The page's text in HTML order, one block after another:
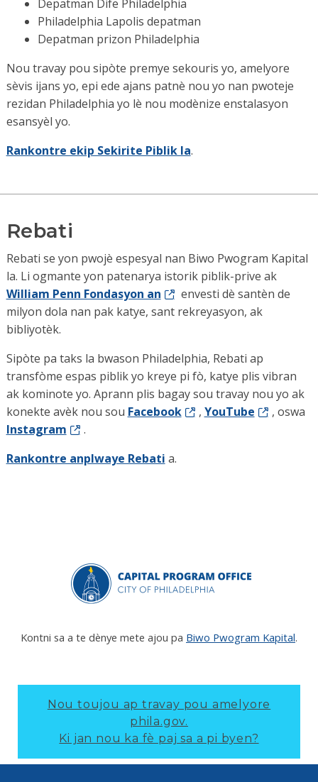
Depatman Dife Philadelphia
Philadelphia Lapolis depatman
Depatman prizon Philadelphia
Nou travay pou sipòte premye sekouris yo, amelyore
sèvis ijans yo, epi ede ajans patnè nou yo nan pwoteje
rezidan Philadelphia yo lè nou modènize enstalasyon
esansyèl yo.
Rankontre ekip Sekirite Piblik la.
Rebati
Rebati se yon pwojè espesyal nan Biwo Pwogram Kapital
la. Li ogmante yon patenarya istorik piblik-prive ak
William Penn Fondasyon an
envesti dè santèn de
milyon dola nan pak katye, sant rekreyasyon, ak
bibliyotèk.
Sipòte pa taks la bwason Philadelphia, Rebati ap
transfòme espas piblik yo kreye pi fò, katye plis vibran
ak kominote yo. Aprann plis bagay sou travay nou yo ak
konekte avèk nou sou Facebook , YouTube
, oswa
Instagram
.
Rankontre anplwaye Rebati a.
Kontni sa a te dènye mete ajou pa Biwo Pwogram Kapital.
Nou toujou ap travay pou amelyore
phila.gov.
Ki jan nou ka fè paj sa a pi byen?